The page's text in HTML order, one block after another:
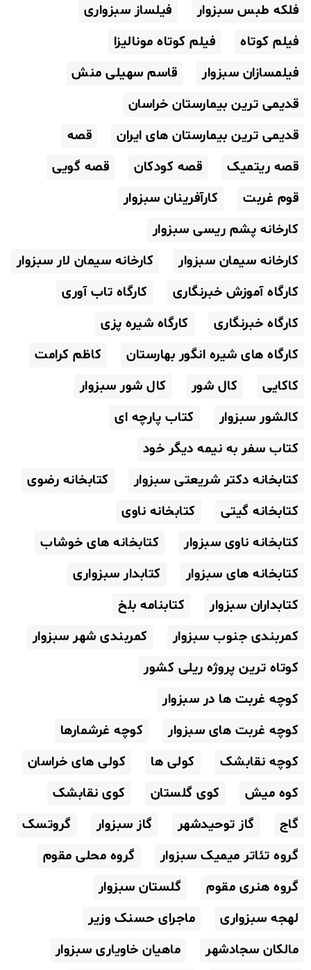
فلکه طبس سبزوار
فیلساز سبزواری
فیلم کوتاه
فیلم کوتاه مونالیزا
فیلمسازان سبزوار
قاسم سهیلی منش
قدیمی ترین بیمارستان خراسان
قدیمی ترین بیمارستان های ایران
قصه
قصه ریتمیک
قصه کودکان
قصه گویی
قوم غربت
کارآفرینان سبزوار
کارخانه پشم ریسی سبزوار
کارخانه سیمان سبزوار
کارخانه سیمان لار سبزوار
کارگاه آموزش خبرنگاری
کارگاه تاب آوری
کارگاه خبرنگاری
کارگاه شیره پزی
کارگاه های شیره انگور بهارستان
کاظم کرامت
کاکایی
کال شور
کال شور سبزوار
کالشور سبزوار
کتاب پارچه ای
کتاب سفر به نیمه دیگر خود
کتابخانه دکتر شریعتی سبزوار
کتابخانه رضوی
کتابخانه گیتی
کتابخانه ناوی
کتابخانه ناوی سبزوار
کتابخانه های خوشاب
کتابخانه های سبزوار
کتابدار سبزواری
کتابداران سبزوار
کتابنامه بلخ
کمربندی جنوب سبزوار
کمربندی شهر سبزوار
کوتاه ترین پروژه ریلی کشور
کوچه غربت ها در سبزوار
کوچه غربت های سبزوار
کوچه غرشمارها
کوچه نقابشک
کولی ها
کولی های خراسان
کوه میش
کوی گلستان
کوی نقابشک
گاج
گاز توحیدشهر گاز سبزوار
گروتسک
گروه تئاتر میمیک سبزوار
گروه محلی مقوم
گروه هنری مقوم
گلستان سبزوار
لهجه سبزواری
ماجرای حسنک وزیر
مالکان سجادشهر
ماهیان خاویاری سبزوار